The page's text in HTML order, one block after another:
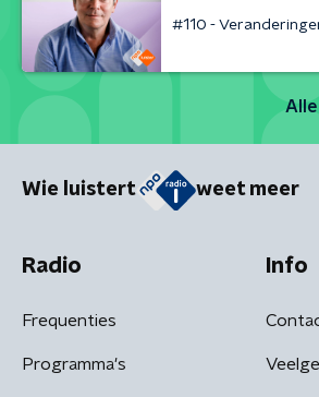
#110 -
Wie luistert weet meer
Radio
Frequenties
Programma's
Info